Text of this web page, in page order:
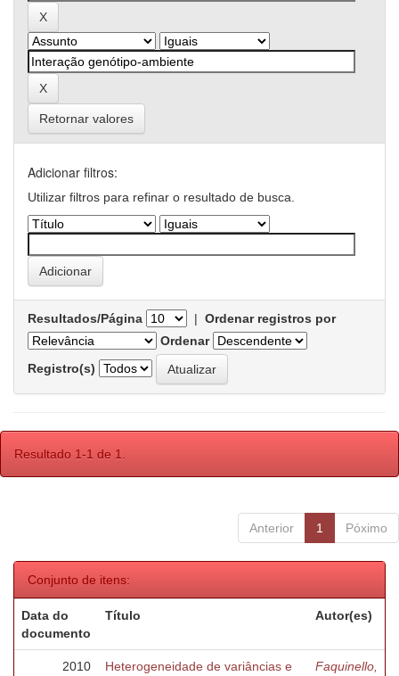
Retornar valores
Adicionar filtros:
Utilizar filtros para refinar o resultado de busca.
Resultados/Página | Ordenar registros por
Ordenar
Registro(s)
Resultado 1-1 de 1.
Anterior 1 Póximo
Conjunto de itens:
Data do
documento
Título Autor(es)
2010
Heterogeneidade de variâncias e
Faquinello,